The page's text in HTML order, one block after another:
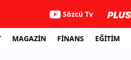
Sözcü Tv
MAGAZİN FİNANS EĞİTİM